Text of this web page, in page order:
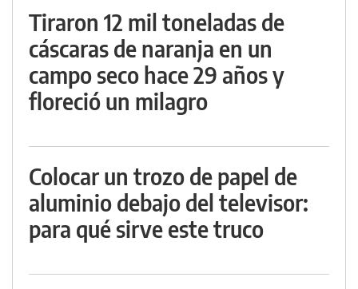
Tiraron 12 mil toneladas de
cáscaras de naranja en un
campo seco hace 29 años y
floreció un milagro
Colocar un trozo de papel de
aluminio debajo del televisor:
para qué sirve este truco